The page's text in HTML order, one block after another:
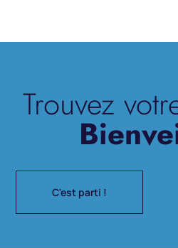
Trouvez
C'est parti !